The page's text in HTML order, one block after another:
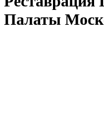
Палаты